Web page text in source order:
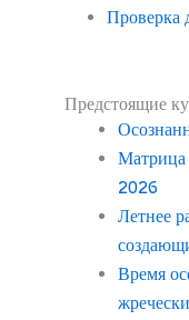
Проверка
Предстоящие
Матрица
2026
Летнее
Время